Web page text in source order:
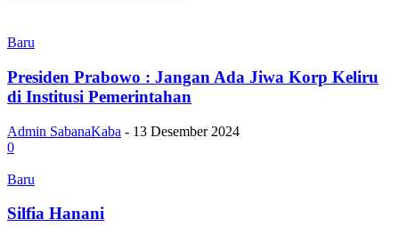
Baru
Presiden Prabowo : Jangan Ada Jiwa Korp Keliru
di Institusi Pemerintahan
Admin SabanaKaba - 13 Desember 2024
0
Baru
Silfia Hanani